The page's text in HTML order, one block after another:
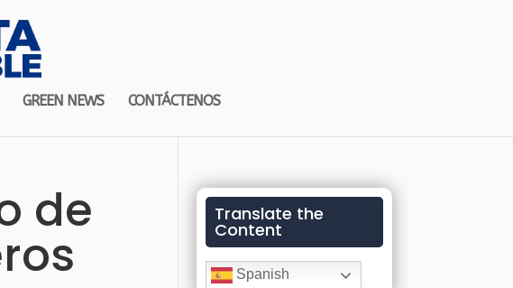
GREEN NEWS CONTÁCTENOS
de Translate the
Content
Spanish